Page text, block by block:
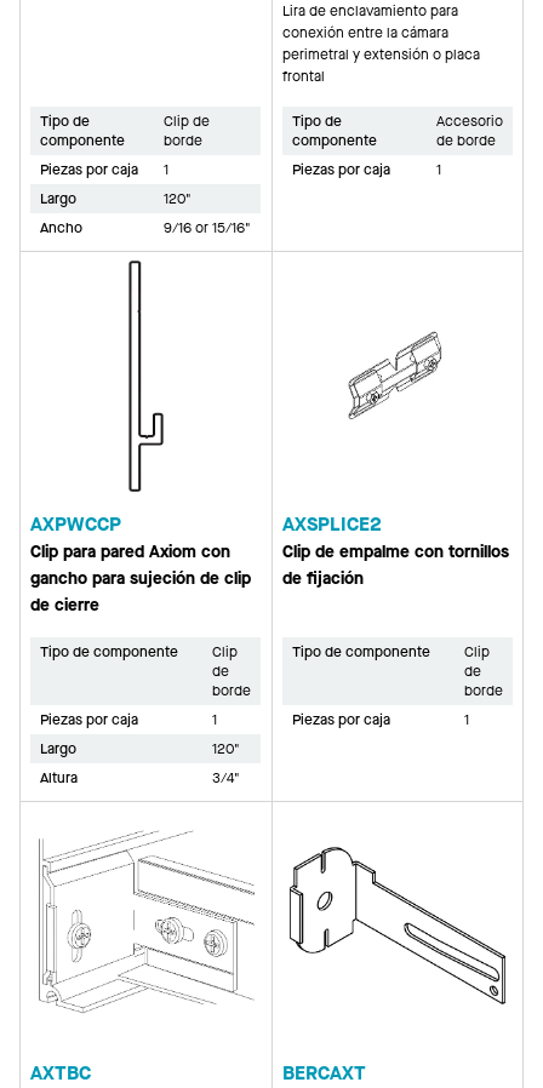
Tipo de
componente
Clip de
borde
Piezas por caja
1
Largo
120"
Ancho
9/16 or 15/16"
Lira de enclavamiento para
conexión entre la cámara
perimetral y extensión o placa
frontal
Tipo de
componente
Accesorio
de borde
Piezas por caja
1
AXPWCCP
Clip para pared Axiom con
gancho para sujeción de clip
de cierre
Tipo de componente
Clip
de
borde
Piezas por caja
1
Largo
120"
Altura
3/4"
AXSPLICE2
Clip de empalme con tornillos
de fijación
Tipo de componente
Clip
de
borde
Piezas por caja
1
AXTBC BERCAXT